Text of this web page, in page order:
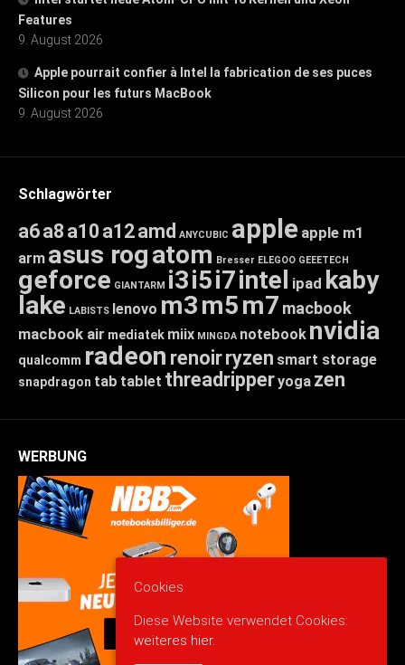
Features
9. August 2026
Apple pourrait confier à Intel la fabrication de ses puces
Silicon pour les futurs MacBook
9. August 2026
Schlagwörter
a6a8 a10 a12amd ANYCUBIC apple apple m1
arm asus rogatom Bresser ELEGOO GEEETECH
geforce GIANTARM i3i5i7intel ipad kaby
lake LABISTS lenovo m3m5m7 macbook
macbook air mediatek miix MINGDA notebook nvidia
qualcomm radeon renoirryzen smart storage
snapdragon tab tablet threadripperyoga zen
WERBUNG
Cookies
Diese Website verwendet Cookies:
weiteres hier.